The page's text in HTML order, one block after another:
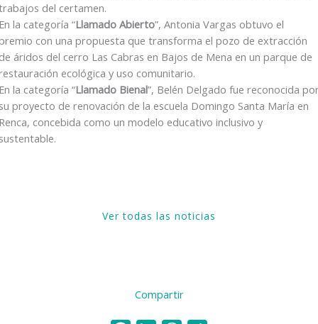
del certamen.
la categoría “Llamado Abierto”, Antonia Vargas obtuvo el
con una propuesta que transforma el pozo de extracción
áridos del cerro Las Cabras en Bajos de Mena en un parque de
ecológica y uso comunitario.
la categoría “Llamado Bienal”, Belén Delgado fue reconocida
proyecto de renovación de la escuela Domingo Santa María en
concebida como un modelo educativo inclusivo y
Ver todas las noticias
Compartir